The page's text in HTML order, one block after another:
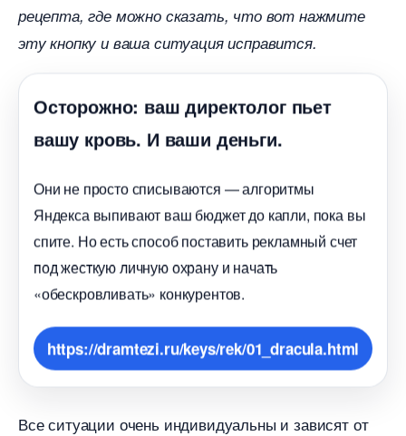
рецепта, где можно сказать, что вот нажмите
эту кнопку и ваша ситуация исправится.
Осторожно: ваш директолог пьет
ашу кровь. И ваши деньги.
Они не просто списываются — алгоритмы
Яндекса выпивают ваш бюджет до капли, пока вы
спите. Но есть способ поставить рекламный счет
под жесткую личную охрану и начать
«обескровливать» конкурентов.
https://dramtezi.ru/keys/rek/01_dracula.html
се ситуации очень индивидуальны и зависят от